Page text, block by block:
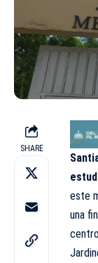
SHARE
este
una